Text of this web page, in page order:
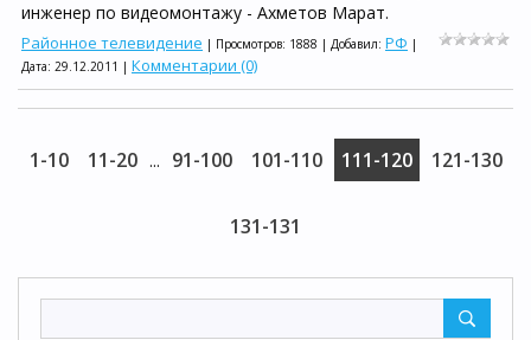
инженер по видеомонтажу - Ахметов Марат.
Районное телевидение | Просмотров: 1888 | Добавил: РФ |
Дата: 29.12.2011 | Комментарии (0)
1-10 11-20 ... 91-100 101-110 111-120 121-130
131-131